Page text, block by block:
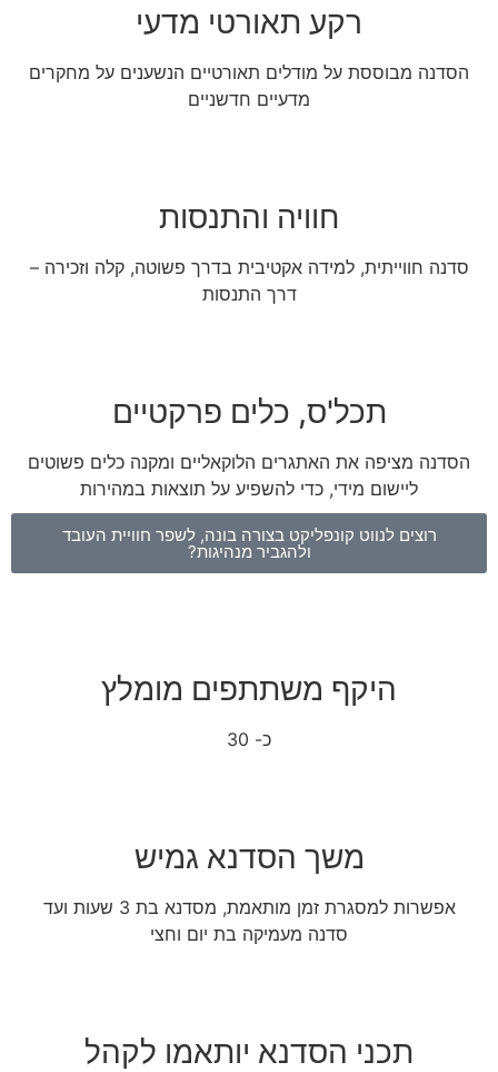
רקע תאורטי מדעי
הסדנה מבוססת על מודלים תאורטיים הנשענים על מחקרים
מדעיים חדשניים
חוויה והתנסות
סדנה חווייתית, למידה אקטיבית בדרך פשוטה, קלה וזכירה –
דרך התנסות
תכל'ס, כלים פרקטיים
הסדנה מציפה את האתגרים הלוקאליים ומקנה כלים פשוטים
ליישום מידי, כדי להשפיע על תוצאות במהירות
רוצים לנווט קונפליקט בצורה בונה, לשפר חוויית העובד
ולהגביר מנהיגות?
היקף משתתפים מומלץ
כ- 30
משך הסדנא גמיש
אפשרות למסגרת זמן מותאמת, מסדנא בת 3 שעות ועד
סדנה מעמיקה בת יום וחצי
תכני הסדנא יותאמו לקהל